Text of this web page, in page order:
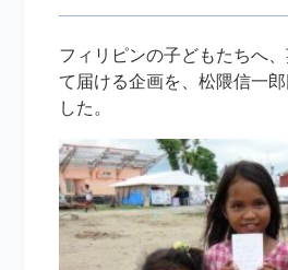
フィリピンの子どもたちへ
て届ける企画を、松隈信一
した。